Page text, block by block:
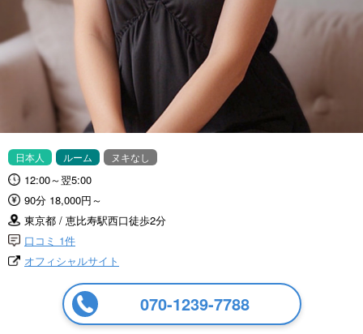
日本人 ルーム ヌキなし
12:00～翌5:00
90分 18,000円～
東京都 / 恵比寿駅西口徒歩2分
口コミ 1件
オフィシャルサイト
070-1239-7788